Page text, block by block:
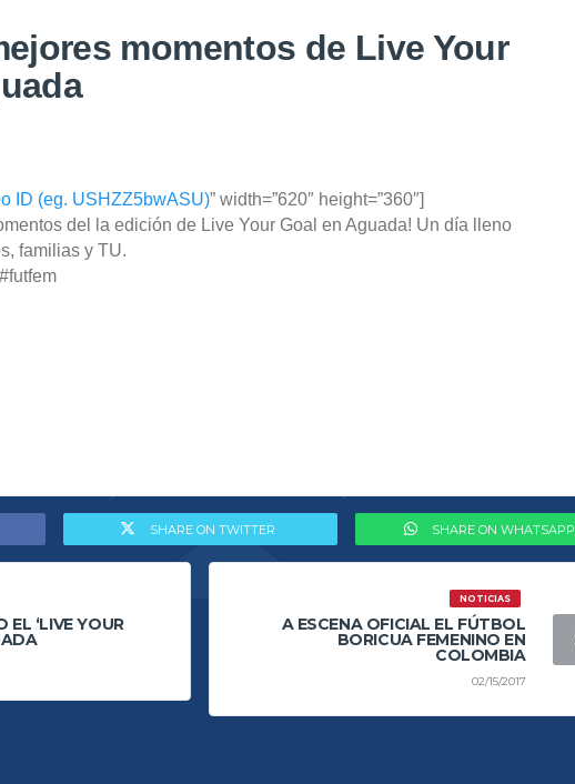
momentos de Live Your
ID (eg. USHZZ5bwASU)” width=”620″ height=”360″]
del la edición de Live Your Goal en Aguada! Un día lleno
familias y TU.
SHARE ON TWITTER SHARE ON WHATSAPP
EL ‘LIVE YOUR
NOTICIAS
A ESCENA OFICIAL EL FÚTBOL
BORICUA FEMENINO EN
COLOMBIA
02/15/2017